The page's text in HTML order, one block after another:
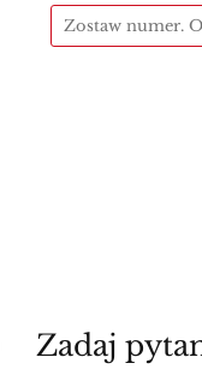
Zadaj